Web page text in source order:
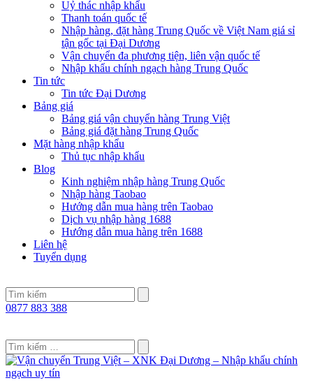
Uỷ thác nhập khẩu
Thanh toán quốc tế
Nhập hàng, đặt hàng Trung Quốc về Việt Nam giá sỉ
tận gốc tại Đại Dương
Vận chuyển đa phương tiện, liên vận quốc tế
Nhập khẩu chính ngạch hàng Trung Quốc
Tin tức
Tin tức Đại Dương
Bảng giá
Bảng giá vận chuyển hàng Trung Việt
Bảng giá đặt hàng Trung Quốc
Mặt hàng nhập khẩu
Thủ tục nhập khẩu
Blog
Kinh nghiệm nhập hàng Trung Quốc
Nhập hàng Taobao
Hướng dẫn mua hàng trên Taobao
Dịch vụ nhập hàng 1688
Hướng dẫn mua hàng trên 1688
Liên hệ
Tuyển dụng
0877 883 388